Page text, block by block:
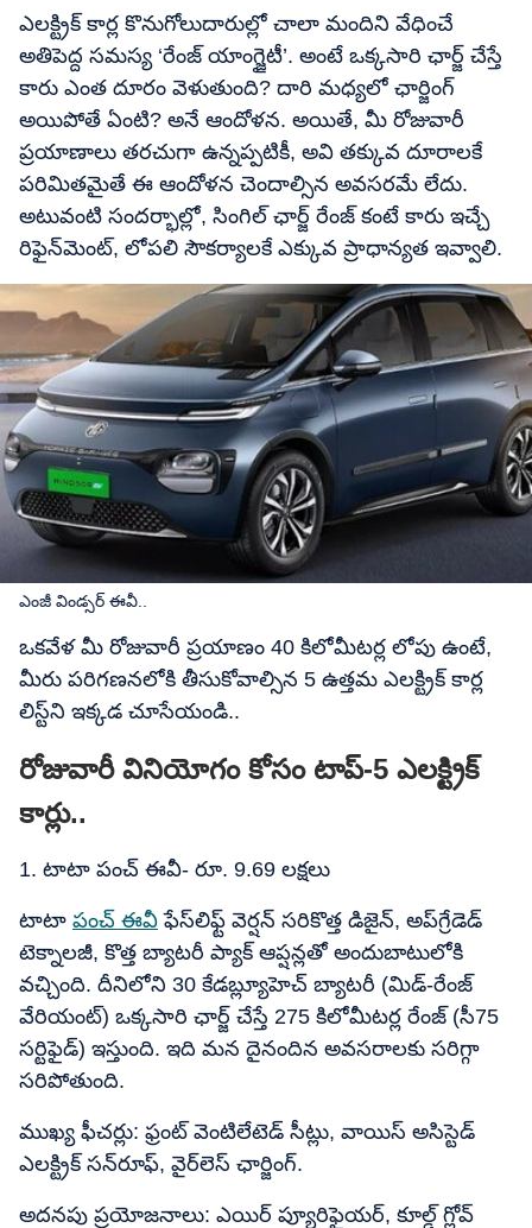
ఎలక్ట్రిక్ కార్ల కొనుగోలుదారుల్లో చాలా మందిని వేధించే
అతిపెద్ద సమస్య ‘రేంజ్ యాంగ్జైటీ’. అంటే ఒక్కసారి ఛార్జ్ చేస్తే
కారు ఎంత దూరం వెళుతుంది? దారి మధ్యలో ఛార్జింగ్
అయిపోతే ఏంటి? అనే ఆందోళన. అయితే, మీ రోజువారీ
ప్రయాణాలు తరచుగా ఉన్నప్పటికీ, అవి తక్కువ దూరాలకే
పరిమితమైతే ఈ ఆందోళన చెందాల్సిన అవసరమే లేదు.
అటువంటి సందర్భాల్లో, సింగిల్ ఛార్జ్ రేంజ్ కంటే కారు ఇచ్చే
రిఫైన్‌మెంట్, లోపలి సౌకర్యాలకే ఎక్కువ ప్రాధాన్యత ఇవ్వాలి.
ఎంజీ విండ్సర్​ ఈవీ..
ఒకవేళ మీ రోజువారీ ప్రయాణం 40 కిలోమీటర్ల లోపు ఉంటే,
మీరు పరిగణనలోకి తీసుకోవాల్సిన 5 ఉత్తమ ఎలక్ట్రిక్ కార్ల
లిస్ట్​ని ఇక్కడ చూసేయండి..
రోజువారీ వినియోగం కోసం టాప్​-5 ఎలక్ట్రిక్​
కార్లు..
1. టాటా పంచ్ ఈవీ- రూ. 9.69 లక్షలు
టాటా పంచ్ ఈవీ ఫేస్‌లిఫ్ట్ వెర్షన్ సరికొత్త డిజైన్, అప్‌గ్రేడెడ్
టెక్నాలజీ, కొత్త బ్యాటరీ ప్యాక్ ఆప్షన్లతో అందుబాటులోకి
వచ్చింది. దీనిలోని 30 కేడబ్ల్యూహెచ్​ బ్యాటరీ (మిడ్-రేంజ్
వేరియంట్) ఒక్కసారి ఛార్జ్ చేస్తే 275 కిలోమీటర్ల రేంజ్ (సీ75
సర్టిఫైడ్) ఇస్తుంది. ఇది మన దైనందిన అవసరాలకు సరిగ్గా
సరిపోతుంది.
ముఖ్య ఫీచర్లు: ఫ్రంట్ వెంటిలేటెడ్ సీట్లు, వాయిస్ అసిస్టెడ్
ఎలక్ట్రిక్ సన్‌రూఫ్, వైర్‌లెస్ ఛార్జింగ్.
అదనపు ప్రయోజనాలు: ఎయిర్ ప్యూరిఫైయర్, కూల్డ్ గ్లోవ్